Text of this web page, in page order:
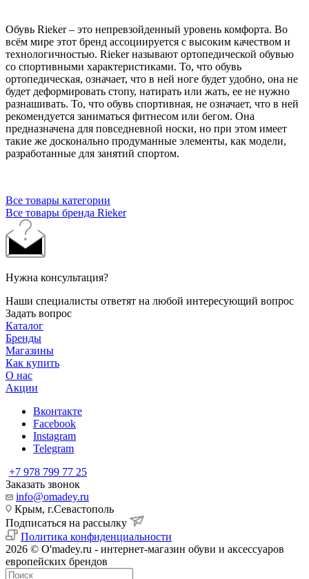
Обувь Rieker – это непревзойденный уровень комфорта. Во
всём мире этот бренд ассоциируется с высоким качеством и
технологичностью. Rieker называют ортопедической обувью
со спортивными характеристиками. То, что обувь
ортопедическая, означает, что в ней ноге будет удобно, она не
будет деформировать стопу, натирать или жать, ее не нужно
разнашивать. То, что обувь спортивная, не означает, что в ней
рекомендуется заниматься фитнесом или бегом. Она
предназначена для повседневной носки, но при этом имеет
такие же досконально продуманные элементы, как модели,
разработанные для занятий спортом.
Все товары категории
Все товары бренда Rieker
Нужна консультация?
Наши специалисты ответят на любой интересующий вопрос
Задать вопрос
Каталог
Бренды
Магазины
Как купить
О нас
Акции
Вконтакте
Facebook
Instagram
Telegram
+7 978 799 77 25
Заказать звонок
info@omadey.ru
Крым, г.Севастополь
Подписаться на рассылку
Политика конфиденциальности
2026 © O'madey.ru - интернет-магазин обуви и аксессуаров
европейских брендов